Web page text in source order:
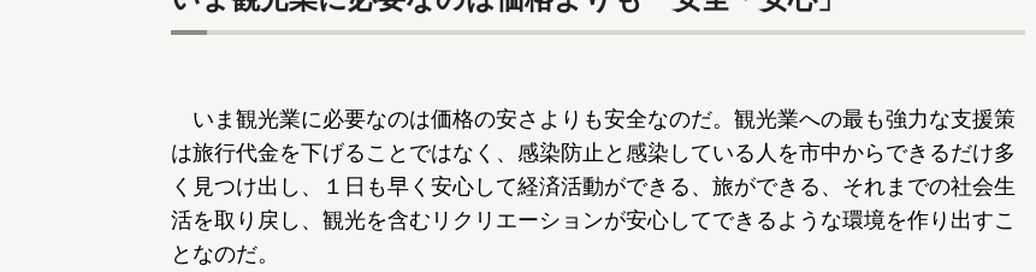
いま観光業に必要なのは価格の安さよりも安全なのだ。観光業への最も強力な支援策
は旅行代金を下げることではなく、感染防止と感染している人を市中からできるだけ多
く見つけ出し、１日も早く安心して経済活動ができる、旅ができる、それまでの社会生
活を取り戻し、観光を含むリクリエーションが安心してできるような環境を作り出すこ
となのだ。